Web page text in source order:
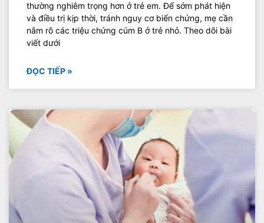
thường nghiêm trọng hơn ở trẻ em. Để sớm phát hiện
và điều trị kịp thời, tránh nguy cơ biến chứng, mẹ cần
nắm rõ các triệu chứng cúm B ở trẻ nhỏ. Theo dõi bài
viết dưới
ĐỌC TIẾP »